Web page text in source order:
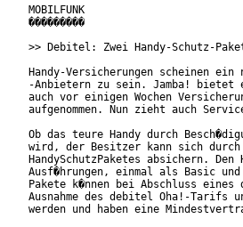
MOBILFUNK
���������
>> Debitel: Zwei Handy-Schutz-
Handy-Versicherungen scheinen ein
-Anbietern zu sein. Jamba! bietet
auch vor einigen Wochen
aufgenommen. Nun zieht auch
Ob das teure Handy durch
wird, der Besitzer kann sich
HandySchutzPaketes absichern.
Ausf�hrungen, einmal als Basic
Pakete k�nnen bei Abschluss
Ausnahme des debitel Oha!-Tarifs
werden und haben eine